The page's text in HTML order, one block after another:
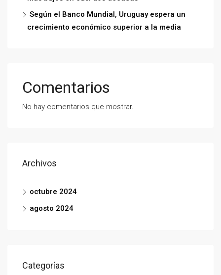
Según el Banco Mundial, Uruguay espera un
crecimiento económico superior a la media
Comentarios
No hay comentarios que mostrar.
Archivos
octubre 2024
agosto 2024
Categorías